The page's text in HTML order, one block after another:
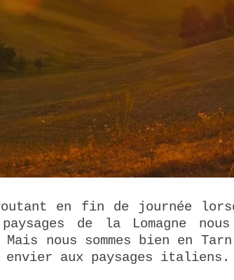
en fin de journée
de la Lomagne
nous sommes bien en
envier aux paysages italiens.